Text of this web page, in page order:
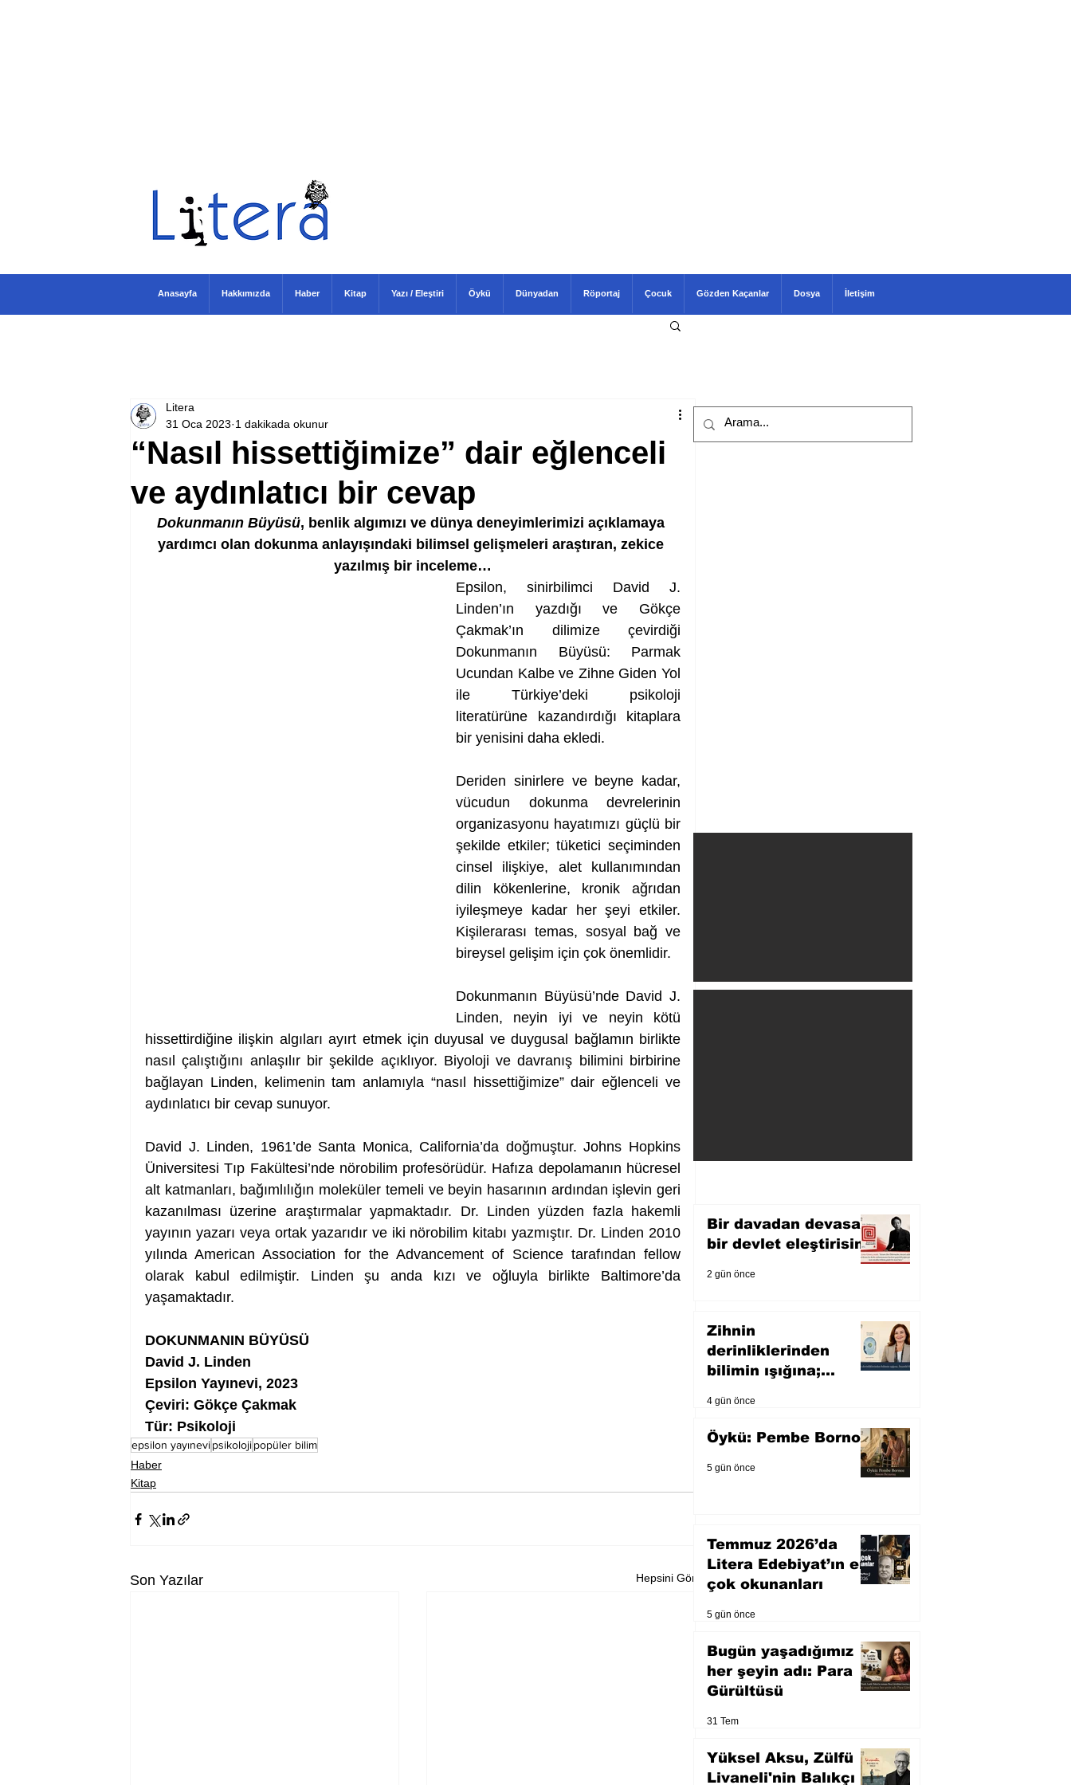
“Nasıl hissettiğimize” dair eğlenceli
ve aydınlatıcı bir cevap
Litera
31 Oca 2023 1 dakikada okunur
Dokunmanın Büyüsü, benlik algımızı ve dünya deneyimlerimizi açıklamaya
yardımcı olan dokunma anlayışındaki bilimsel gelişmeleri araştıran, zekice
yazılmış bir inceleme…
Epsilon, sinirbilimci David J.
Linden’ın yazdığı ve Gökçe
Çakmak’ın dilimize çevirdiği
Dokunmanın Büyüsü: Parmak
Ucundan Kalbe ve Zihne Giden Yol
ile Türkiye’deki psikoloji
literatürüne kazandırdığı kitaplara
bir yenisini daha ekledi.
Deriden sinirlere ve beyne kadar,
vücudun dokunma devrelerinin
organizasyonu hayatımızı güçlü bir
şekilde etkiler; tüketici seçiminden
cinsel ilişkiye, alet kullanımından
dilin kökenlerine, kronik ağrıdan
iyileşmeye kadar her şeyi etkiler.
Kişilerarası temas, sosyal bağ ve
bireysel gelişim için çok önemlidir.
Dokunmanın Büyüsü’nde David J.
Linden, neyin iyi ve neyin kötü
hissettirdiğine ilişkin algıları ayırt etmek için duyusal ve duygusal bağlamın birlikte
nasıl çalıştığını anlaşılır bir şekilde açıklıyor. Biyoloji ve davranış bilimini birbirine
bağlayan Linden, kelimenin tam anlamıyla “nasıl hissettiğimize” dair eğlenceli ve
aydınlatıcı bir cevap sunuyor.
David J. Linden, 1961’de Santa Monica, California’da doğmuştur. Johns Hopkins
Üniversitesi Tıp Fakültesi’nde nörobilim profesörüdür. Hafıza depolamanın hücresel
alt katmanları, bağımlılığın moleküler temeli ve beyin hasarının ardından işlevin geri
kazanılması üzerine araştırmalar yapmaktadır. Dr. Linden yüzden fazla hakemli
yayının yazarı veya ortak yazarıdır ve iki nörobilim kitabı yazmıştır. Dr. Linden 2010
yılında American Association for the Advancement of Science tarafından fellow
olarak kabul edilmiştir. Linden şu anda kızı ve oğluyla birlikte Baltimore’da
yaşamaktadır.
DOKUNMANIN BÜYÜSÜ
David J. Linden
Epsilon Yayınevi, 2023
Çeviri: Gökçe Çakmak
Tür: Psikoloji
epsilon yayınevipsikolojipopüler bilim
Haber
Kitap
Son Yazılar Hepsini Gör
Bir davadan devasa
bir devlet eleştirisine
2 gün önce
Zihnin
derinliklerinden
bilimin ışığına;
4 gün önce
Öykü: Pembe Bornoz
5 gün önce
Temmuz 2026’da
Litera Edebiyat’ın en
çok okunanları
5 gün önce
Bugün yaşadığımız
her şeyin adı: Para
Gürültüsü
31 Tem
Yüksel Aksu, Zülfü
Livaneli'nin Balıkçı
Anasayfa Hakkımızda Haber Kitap Yazı / Eleştiri Öykü Dünyadan Röportaj Çocuk Gözden Kaçanlar Dosya İletişim